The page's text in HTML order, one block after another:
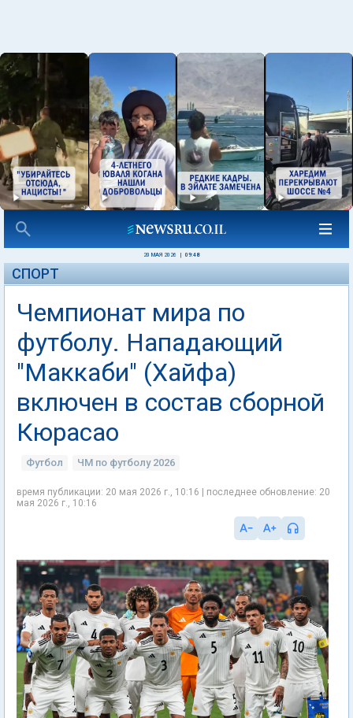
20 МАЯ 2026 09:48
СПОРТ
Чемпионат мира по
футболу. Нападающий
"Маккаби" (Хайфа)
включен в состав сборной
Кюрасао
Футбол ЧМ по футболу 2026
время публикации: 20 мая 2026 г., 10:16 | последнее обновление: 20
мая 2026 г., 10:16